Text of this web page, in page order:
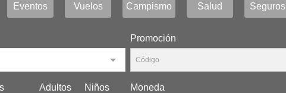
Eventos Vuelos Campismo Salud Seguros
Promoción
Adultos Niños
Moneda